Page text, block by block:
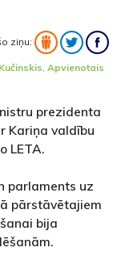
ziņu:
, Apvienotais
prezidenta
Kariņa valdību
LETA.
parlaments uz
pārstāvētajiem
bija